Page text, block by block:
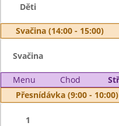
Děti
Svačina (14:00 - 15:00)
Svačina
Menu Chod
Přesnídávka (9:00 - 10:00)
1